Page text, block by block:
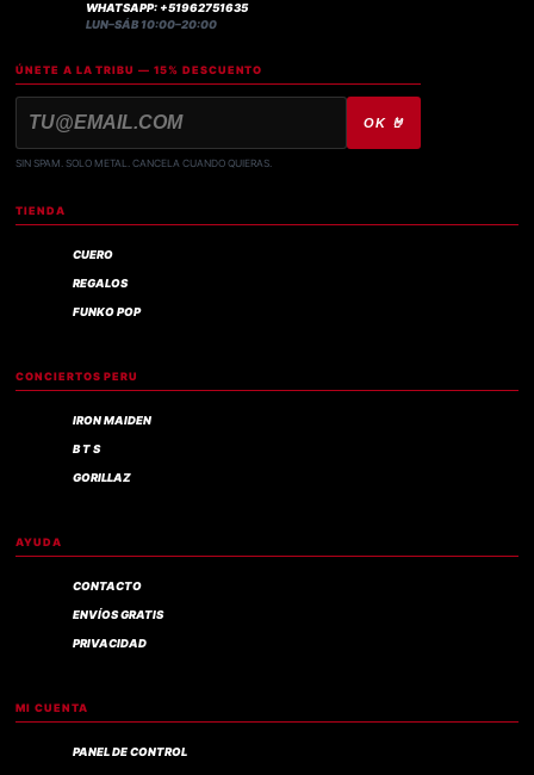
WHATSAPP: +51962751635
LUN–SÁB 10:00–20:00
ÚNETE A LA TRIBU — 15% DESCUENTO
OK 🤘
SIN SPAM. SOLO METAL. CANCELA CUANDO QUIERAS.
TIENDA
CUERO
REGALOS
FUNKO POP
CONCIERTOS PERU
IRON MAIDEN
B T S
GORILLAZ
AYUDA
CONTACTO
ENVÍOS GRATIS
PRIVACIDAD
MI CUENTA
PANEL DE CONTROL